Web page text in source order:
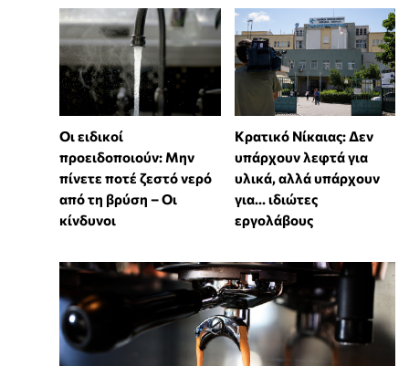
Οι ειδικοί
προειδοποιούν: Μην
πίνετε ποτέ ζεστό νερό
από τη βρύση – Οι
κίνδυνοι
Κρατικό Νίκαιας: Δεν
υπάρχουν λεφτά για
υλικά, αλλά υπάρχουν
για... ιδιώτες
εργολάβους